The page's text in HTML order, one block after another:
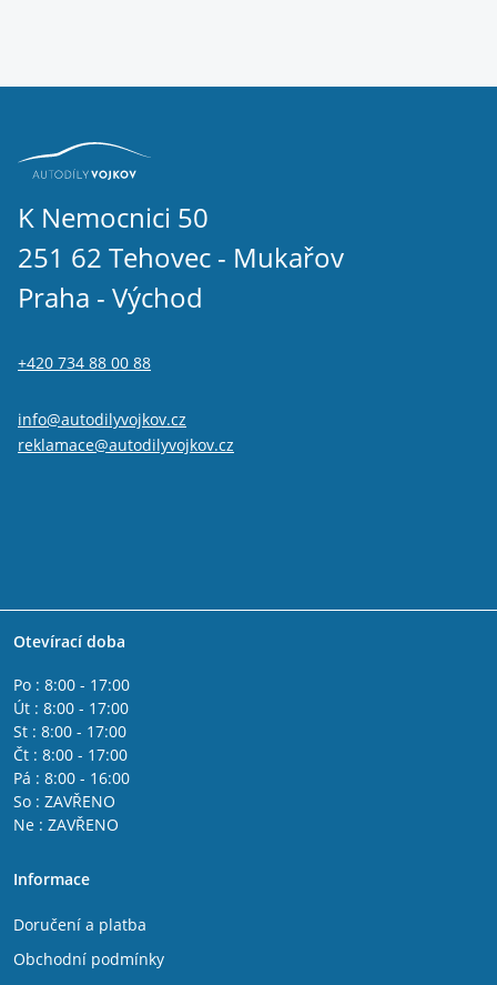
K Nemocnici 50
251 62 Tehovec - Mukařov
Praha - Východ
+420 734 88 00 88
info@autodilyvojkov.cz
reklamace@autodilyvojkov.cz
Otevírací doba
Po : 8:00 - 17:00
Út : 8:00 - 17:00
St : 8:00 - 17:00
Čt : 8:00 - 17:00
Pá : 8:00 - 16:00
So : ZAVŘENO
Ne : ZAVŘENO
Informace
Doručení a platba
Obchodní podmínky